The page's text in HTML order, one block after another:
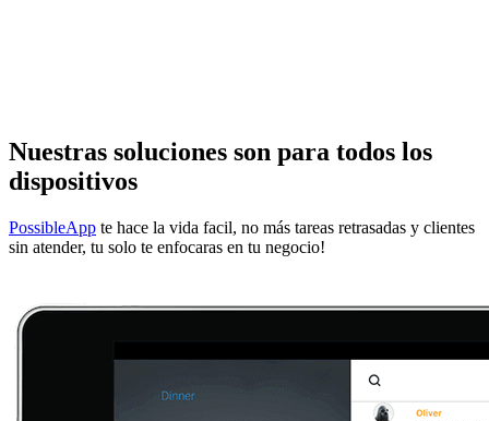
Nuestras soluciones son para todos los
dispositivos
PossibleApp te hace la vida facil, no más tareas retrasadas y clientes
sin atender, tu solo te enfocaras en tu negocio!